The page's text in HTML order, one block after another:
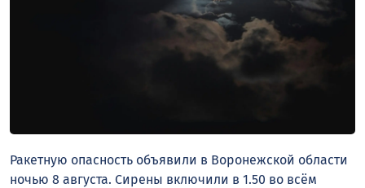
Ракетную опасность объявили в Воронежской области
ночью 8 августа. Сирены включили в 1.50 во всём